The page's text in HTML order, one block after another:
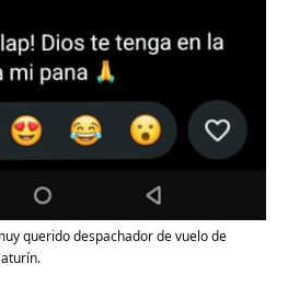
querido despachador de vuelo de